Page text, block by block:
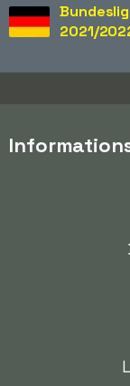
2021/